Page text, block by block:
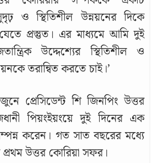
ও স্থিতিশীল উন্নয়নের দিকে
প্রস্তুত। এর মাধ্যমে আমি দুই
উদ্দেশ্যের স্থিতিশীল ও
তরান্বিত করতে চাই।’
প্রেসিডেন্ট শি জিনপিং উত্তর
পিয়ংইয়ংয়ে দুই দিনের এক
করেন। গত সাত বছরের মধ্যে
উত্তর কোরিয়া সফর।